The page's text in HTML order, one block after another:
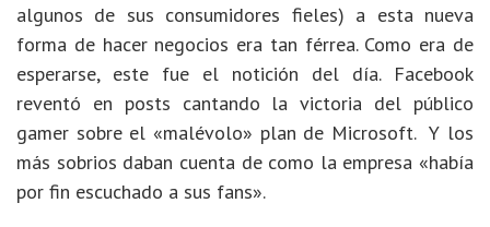
algunos de sus consumidores fieles) a esta nueva
forma de hacer negocios era tan férrea. Como era de
esperarse, este fue el notición del día. Facebook
reventó en posts cantando la victoria del público
gamer sobre el «malévolo» plan de Microsoft. Y los
más sobrios daban cuenta de como la empresa «había
por fin escuchado a sus fans».